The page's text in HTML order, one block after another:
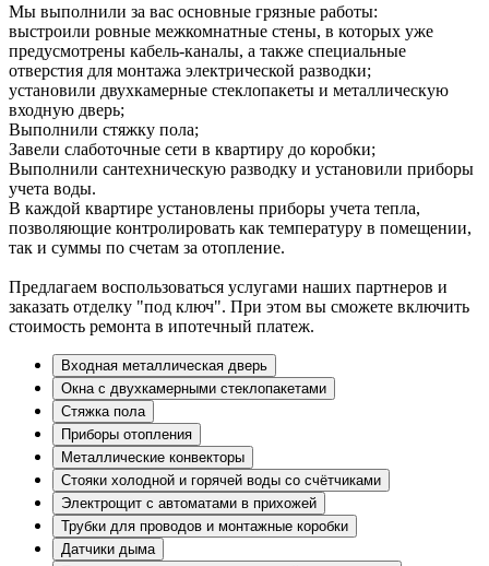
Мы выполнили за вас основные грязные работы:
выстроили ровные межкомнатные стены, в которых уже
предусмотрены кабель-каналы, а также специальные
отверстия для монтажа электрической разводки;
установили двухкамерные стеклопакеты и металлическую
входную дверь;
Выполнили стяжку пола;
Завели слаботочные сети в квартиру до коробки;
Выполнили сантехническую разводку и установили приборы
учета воды.
В каждой квартире установлены приборы учета тепла,
позволяющие контролировать как температуру в помещении,
так и суммы по счетам за отопление.
Предлагаем воспользоваться услугами наших партнеров и
заказать отделку "под ключ". При этом вы сможете включить
стоимость ремонта в ипотечный платеж.
Входная металлическая дверь
Окна с двухкамерными стеклопакетами
Стяжка пола
Приборы отопления
Металлические конвекторы
Стояки холодной и горячей воды со счётчиками
Электрощит с автоматами в прихожей
Трубки для проводов и монтажные коробки
Датчики дыма